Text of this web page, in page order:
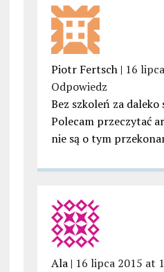
Piotr Fertsch | 16
Odpowiedz
Bez szkoleń za daleko
Polecam przeczytać
nie są o tym
Ala | 16 lipca 2015 at